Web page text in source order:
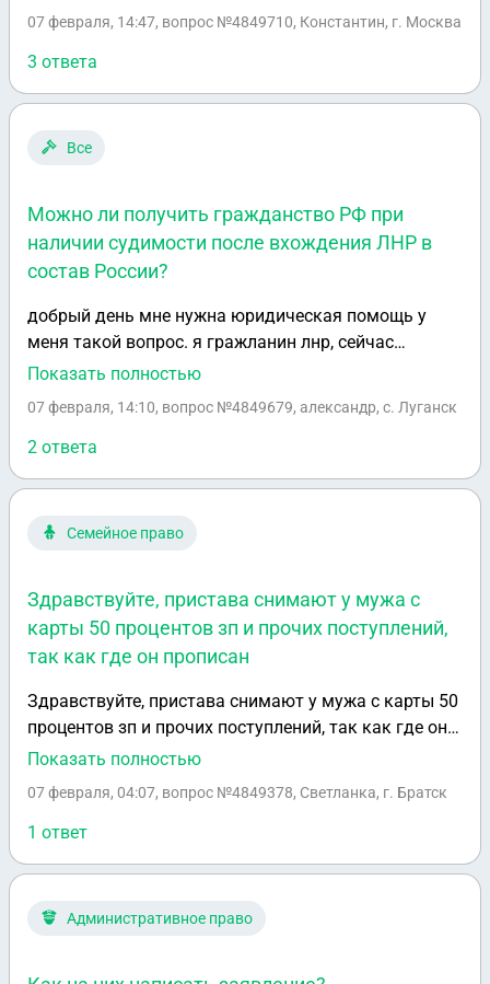
управляющий по банкротству подал иск о
аннулировании сделок по продаже автомобиля. На
мою машину наложено теперь ограничение.
Если всё таки сделку признают недействительной. Я
07 февраля, 14:47, вопрос №4849710, Константин, г. Москва
3 ответа
Все
Можно ли получить гражданство РФ при
наличии судимости после вхождения ЛНР в
состав России?
добрый день мне нужна юридическая помощь у
меня такой вопрос. я гражланин лнр, сейчас
нахожксь не в россии. у меня была судимость в
россии автоматически после входа лнр в состав
Показать полностью
07 февраля, 14:10, вопрос №4849679, александр, с. Луганск
2 ответа
Семейное право
Здравствуйте, пристава снимают у мужа с
карты 50 процентов зп и прочих поступлений,
так как где он прописан
Здравствуйте, пристава снимают у мужа с карты 50
процентов зп и прочих поступлений, так как где он
прописан мать накопила долг за мусор, о котором
ребёнок + муж платит алименты бывшей жене,
денег совсем не остаётся, подскажите как быть в
такой ситуации, он не проживает по месту прописки
Показать полностью
07 февраля, 04:07, вопрос №4849378, Светланка, г. Братск
1 ответ
Административное право